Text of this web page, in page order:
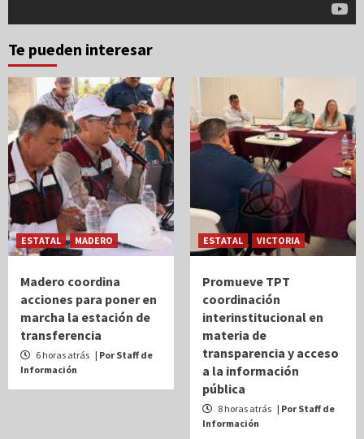
Te pueden interesar
ESTATAL MADERO
Madero coordina
acciones para poner en
marcha la estación de
transferencia
6 horas atrás | Por Staff de
Información
ESTATAL VICTORIA
Promueve TPT
coordinación
interinstitucional en
materia de
transparencia y acceso
a la información
pública
8 horas atrás | Por Staff de
Información